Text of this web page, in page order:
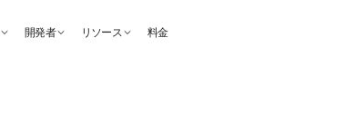
開発者 リソース 料金